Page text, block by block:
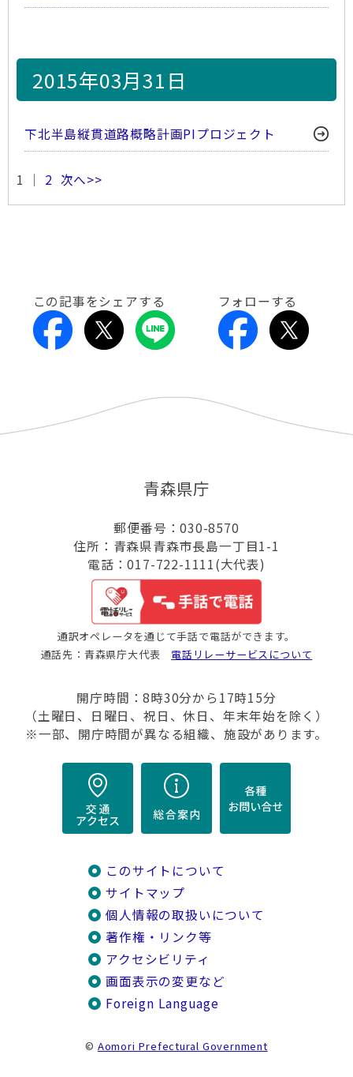
2015年03月31日
下北半島縦貫道路概略計画PIプロジェクト
1 ｜ 2 次へ>>
この記事をシェアする フォローする
青森県庁
郵便番号：030-8570
住所：青森県青森市長島一丁目1-1
電話：017-722-1111(大代表)
通訳オペレータを通じて手話で電話ができます。
通話先：青森県庁大代表 電話リレーサービスについて
開庁時間：8時30分から17時15分
（土曜日、日曜日、祝日、休日、年末年始を除く）
※一部、開庁時間が異なる組織、施設があります。
このサイトについて
サイトマップ
個人情報の取扱いについて
著作権・リンク等
アクセシビリティ
画面表示の変更など
Foreign Language
© Aomori Prefectural Government